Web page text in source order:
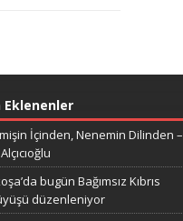
Eklenenler
İçinden, Nenemin Dilinden –
bugün Bağımsız Kıbrıs
düzenleniyor